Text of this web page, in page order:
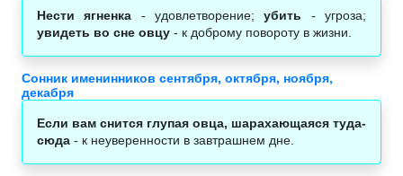
Нести ягненка - удовлетворение;убить - угроза;
увидеть во сне овцу - к доброму повороту в жизни.
Сонник именинников сентября, октября, ноября,
декабря
Если вам снится глупая овца, шарахающаяся туда-
сюда - к неуверенности в завтрашнем дне.